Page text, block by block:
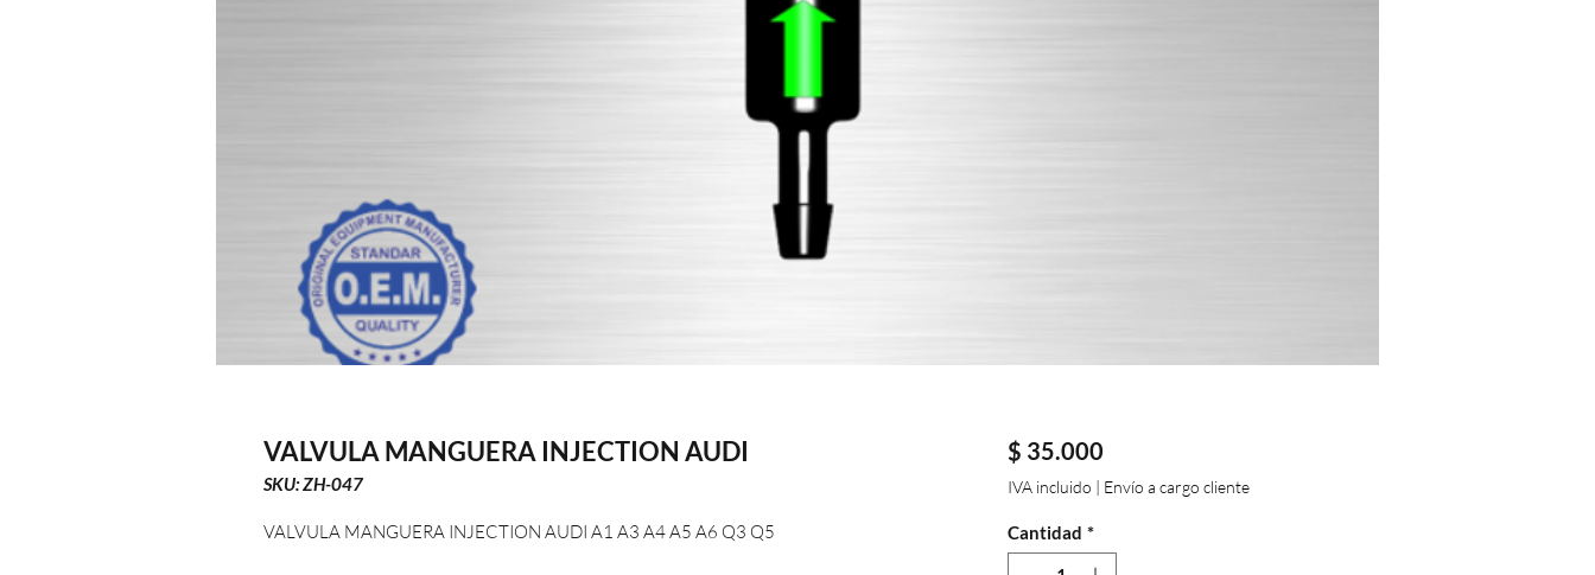
VALVULA MANGUERA INJECTION AUDI
SKU: ZH-047
VALVULA MANGUERA INJECTION AUDI A1 A3 A4 A5 A6 Q3 Q5
$ 35.000Precio
IVA incluido | Envío a cargo cliente
Cantidad *